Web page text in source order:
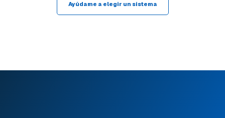
Ayúdame a elegir un sistema